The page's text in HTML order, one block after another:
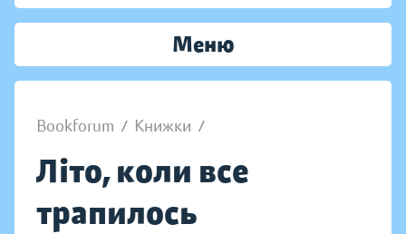
Меню
Bookforum / Книжки /
Літо, коли все
трапилось